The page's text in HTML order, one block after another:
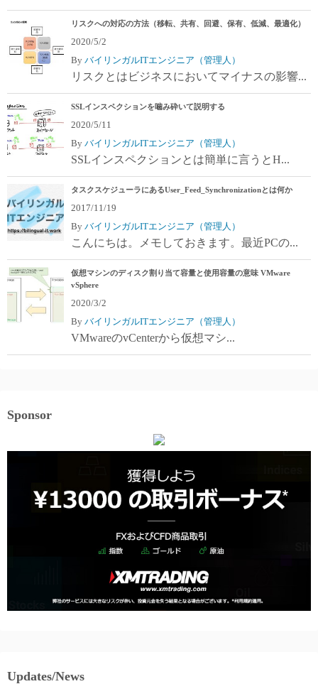
リスクへの対応の方法（移転、共有、回避、保有、低減、最適化）
2020/5/2
By バイリンガルITエンジニア（管理人）
リスクとはビジネスにおいてマイナスの影響...
SSLインスペクションを噛み砕いて説明する
2020/5/11
By バイリンガルITエンジニア（管理人）
SSLインスペクションとは簡単に言うとH...
タスクスケジューラにあるUser_Feed_Synchronizationとは何か
2017/11/19
By バイリンガルITエンジニア（管理人）
こんにちは。メモしておきます。最近PCの...
仮想マシンのディスク割り当て容量と使用容量の意味 VMware
vSphere
2020/3/2
By バイリンガルITエンジニア（管理人）
VMwareのvCenterから仮想マシ...
Sponsor
Updates/News